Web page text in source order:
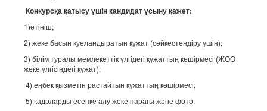
Конкурсқа қатысу үшін кандидат ұсыну қажет:
1)өтініш;
2) жеке басын куәландыратын құжат (сәйкестендіру үшін);
3) білім туралы мемлекеттік үлгідегі құжаттың көшірмесі (ЖОО
жеке үлгісіндегі құжат);
4) еңбек қызметін растайтын құжаттың көшірмесі;
5) кадрларды есепке алу жеке парағы және фото;